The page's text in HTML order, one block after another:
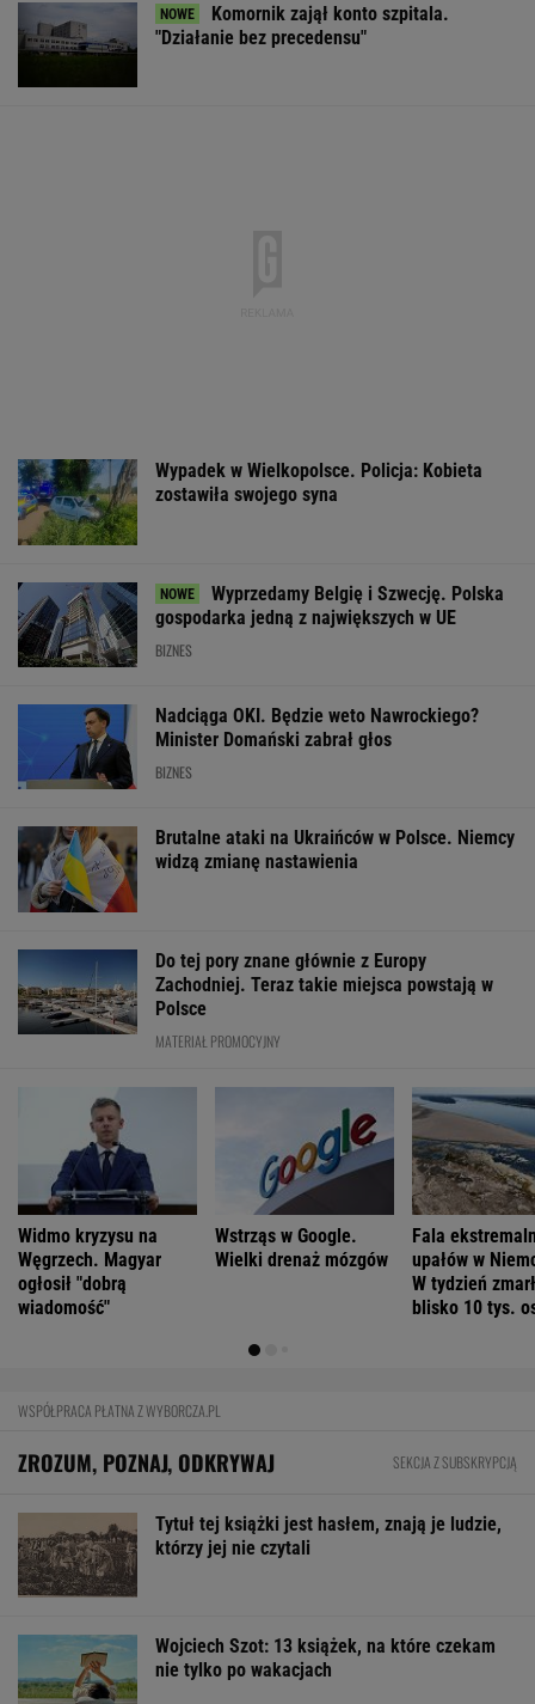
Komornik zajął konto szpitala.
"Działanie bez precedensu"
Wypadek w Wielkopolsce. Policja: Kobieta
zostawiła swojego syna
Wyprzedamy Belgię i Szwecję. Polska
gospodarka jedną z największych w UE
BIZNES
Nadciąga OKI. Będzie weto Nawrockiego?
Minister Domański zabrał głos
BIZNES
Brutalne ataki na Ukraińców w Polsce. Niemcy
widzą zmianę nastawienia
Do tej pory znane głównie z Europy
Zachodniej. Teraz takie miejsca powstają w
Polsce
MATERIAŁ PROMOCYJNY
Widmo kryzysu na
Węgrzech. Magyar
ogłosił "dobrą
wiadomość"
Wstrząs w Google.
Wielki drenaż mózgów
Fala
upałów w
W tydzień
blisko 10 tys.
WSPÓŁPRACA PŁATNA Z WYBORCZA.PL
ZROZUM, POZNAJ, ODKRYWAJ SEKCJA Z SUBSKRYPCJĄ
Tytuł tej książki jest hasłem, znają je ludzie,
którzy jej nie czytali
Wojciech Szot: 13 książek, na które czekam
nie tylko po wakacjach